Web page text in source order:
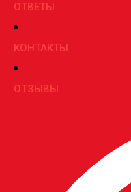
ОТВЕТЫ
КОНТАКТЫ
ОТЗЫВЫ